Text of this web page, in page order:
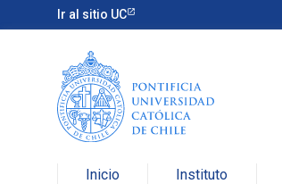
Ir al sitio UC
Inicio Instituto